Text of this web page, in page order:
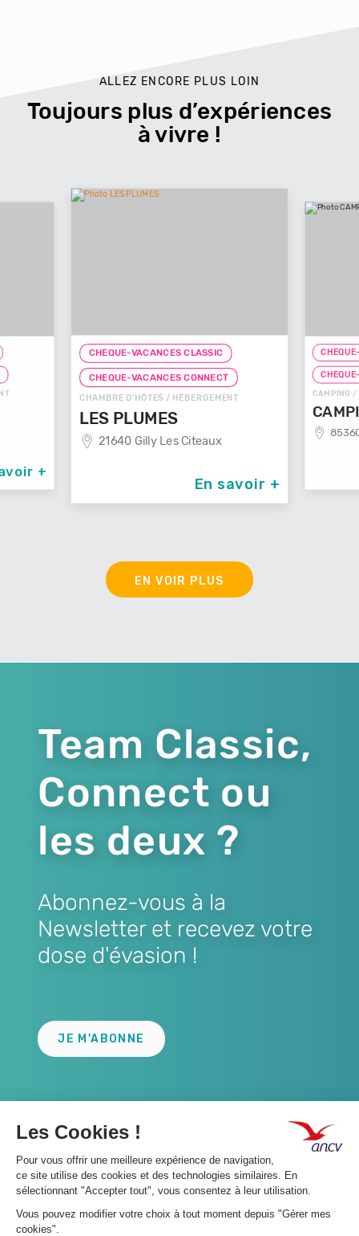
ALLEZ ENCORE PLUS LOIN
Toujours plus d’expériences
à vivre !
+
CHEQUE-VACANCES CLASSIC
CHEQUE-VACANCES CONNECT
CHAMBRE D'HÔTES / HÉBERGEMENT
LES PLUMES
21640 Gilly Les Citeaux
En savoir +
CAMPING /
EN VOIR PLUS
Team Classic,
Connect ou
les deux ?
Abonnez-vous à la
Newsletter et recevez votre
dose d'évasion !
JE M'ABONNE